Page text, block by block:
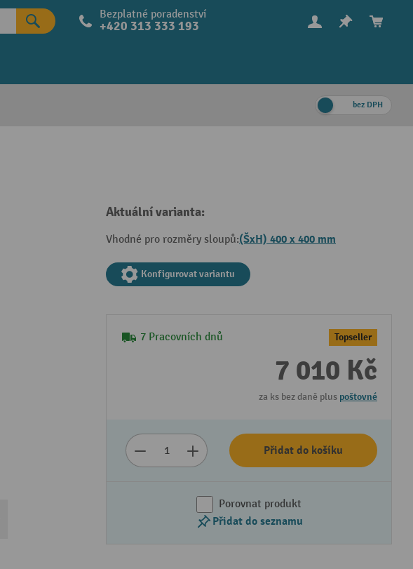
Bezplatné poradenství
+420 313 333 193
bez DPH
Aktuální varianta:
Vhodné pro rozměry sloupů:(ŠxH) 400 x 400 mm
Konfigurovat variantu
7 Pracovních dnů Topseller
7 010 Kč
za ks bez daně plus poštovné
Přidat do košíku
Porovnat produkt
Přidat do seznamu